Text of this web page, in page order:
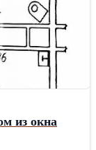
из окна